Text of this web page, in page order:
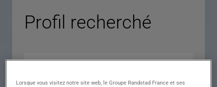
Profil recherché
Lorsque vous visitez notre site web, le Groupe Randstad France et ses